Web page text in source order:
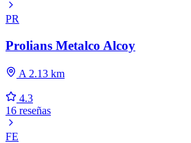
PR
Prolians Metalco Alcoy
A 2.13 km
4.3
16 reseñas
FE